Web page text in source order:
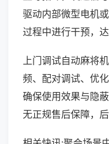
驱动内部微型电机
过程中进行干预，达
上门调试自动麻将
频、配对调试、优
确保使用效果与隐
无正规售后保障，